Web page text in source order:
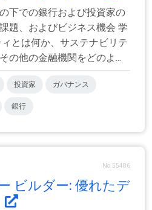
下での銀行および投資家の
題、およびビジネス機会 学
とは何か、サステナビリテ
の他の金融機関をどのよ...
投資家 ガバナンス
銀行
No.55486
ビルダー: 優れたデ